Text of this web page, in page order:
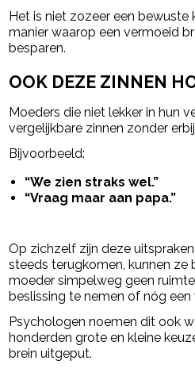
Het is niet zozeer een bewuste
manier waarop een vermoeid
besparen.
OOK DEZE ZINNEN
Moeders die niet lekker in hun
vergelijkbare zinnen zonder
Bijvoorbeeld:
“We zien straks wel.”
“Vraag maar aan papa.”
Op zichzelf zijn deze
steeds terugkomen, kunnen ze
moeder simpelweg geen
beslissing te nemen of nóg
Psychologen noemen dit ook
honderden grote en kleine
brein uitgeput.